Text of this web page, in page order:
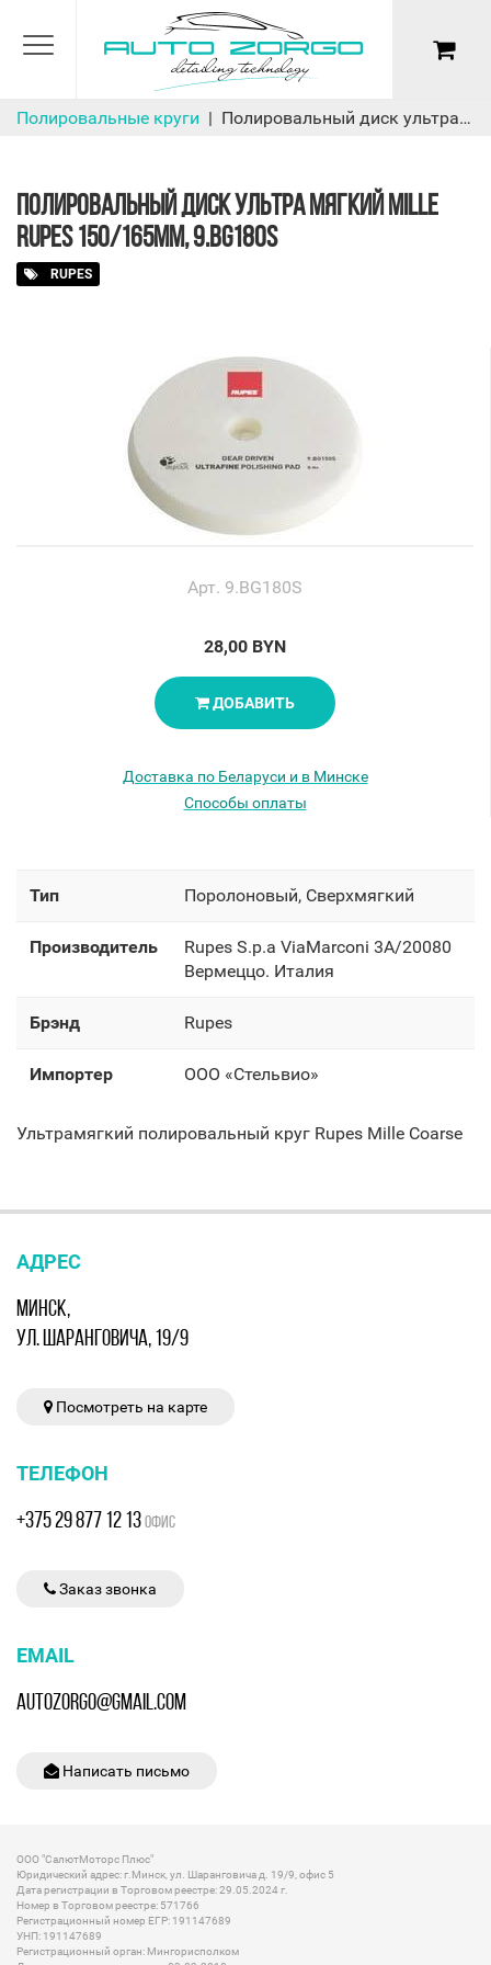
Полировальные круги Полировальный диск ультра мягкий Mille Rupes 150/165мм, 9.BG180S
ПОЛИРОВАЛЬНЫЙ ДИСК УЛЬТРА МЯГКИЙ MILLE
RUPES 150/165ММ, 9.BG180S
RUPES
Арт. 9.BG180S
28,00 BYN
ДОБАВИТЬ
Доставка по Беларуси и в Минске
Способы оплаты
Тип Поролоновый, Сверхмягкий
Производитель
Rupes S.p.a ViaMarconi 3A/20080
Вермеццо. Италия
Брэнд Rupes
Импортер OOO «Стельвио»
Ультрамягкий полировальный круг Rupes Mille Coarse
АДРЕС
МИНСК,
УЛ. ШАРАНГОВИЧА, 19/9
Посмотреть на карте
ТЕЛЕФОН
+375 29 877 12 13ОФИС
Заказ звонка
EMAIL
AUTOZORGO@GMAIL.COM
Написать письмо
ООО "СалютМоторс Плюс"
Юридический адрес: г.Минск, ул. Шаранговича д. 19/9, офис 5
Дата регистрации в Торговом реестре: 29.05.2024 г.
Номер в Торговом реестре: 571766
Регистрационный номер ЕГР: 191147689
УНП: 191147689
Регистрационный орган: Мингорисполком